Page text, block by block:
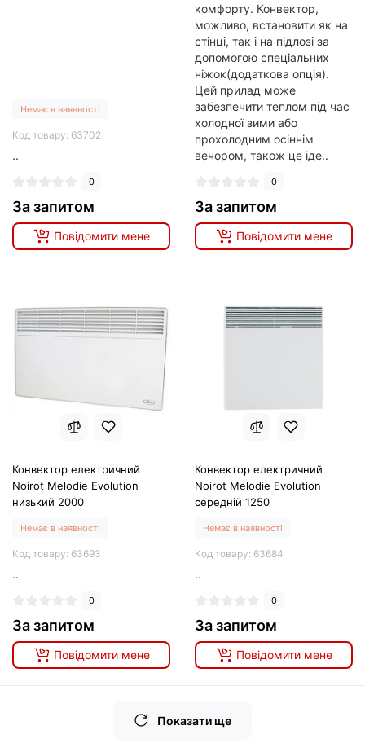
Немає в наявності
Код товару: 63702
..
0
За запитом
Повідомити мене
комфорту. Конвектор,
можливо, встановити як на
стінці, так і на підлозі за
допомогою спеціальних
ніжок(додаткова опція).
Цей прилад може
забезпечити теплом під час
холодної зими або
прохолодним осіннім
вечором, також це іде..
0
За запитом
Повідомити мене
Конвектор електричний
Noirot Melodie Evolution
низький 2000
Немає в наявності
Код товару: 63693
..
0
За запитом
Повідомити мене
Конвектор електричний
Noirot Melodie Evolution
середній 1250
Немає в наявності
Код товару: 63684
..
0
За запитом
Повідомити мене
Показати ще